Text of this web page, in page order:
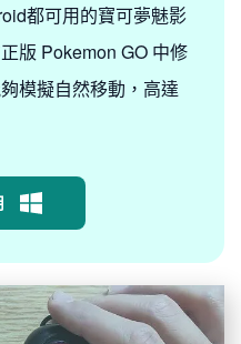
都可用的寶可夢魅影
版 Pokemon GO 中修
模擬自然移動，高達